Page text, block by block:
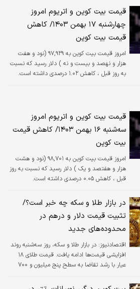
قیمت بیت کوین و اتریوم امروز
چهارشنبه ۱۷ بهمن ۱۴۰۳/ کاهش
قیمت بیت کوین
امروز قیمت بیت کوین به ۹۷,۹۲۹ (نود و هفت
هزار و نهصد و بیست و نه ) دلار رسید که نسبت
به روز قبل ، کاهش ۱.۰۲ درصدی داشته است.
قیمت بیت کوین و اتریوم امروز
سه‌شنبه ۱۶ بهمن ۱۴۰۳/ کاهش قیمت
بیت کوین
امروز قیمت بیت کوین به ۹۸,۷۰۱ (نود و هشت
هزار و هفتصد و یک ) دلار رسید که نسبت به روز
قبل ، کاهش ۰.۰۵ درصدی داشته است.
در بازار طلا و سکه چه خبر است؟/
تثبیت قیمت دلار و درهم در
محدوده‌های جدید
اقتصادنیوز: در بازار طلا و سکه، روز سه‌شنبه روند
افزایشی قیمت‌ها ادامه یافت. قیمت طلای ۱۸
عیار با رشد تقاضا به سطح پنج میلیون و ۷۰۰
از جمله سکه امامی با افزایش قیمت روبه‌رو شد.